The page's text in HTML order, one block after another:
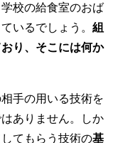
校の給食室のおば
いるでしょう。 組
り、そこには何か
手の用いる技術を
ありません。しか
てもらう技術の基